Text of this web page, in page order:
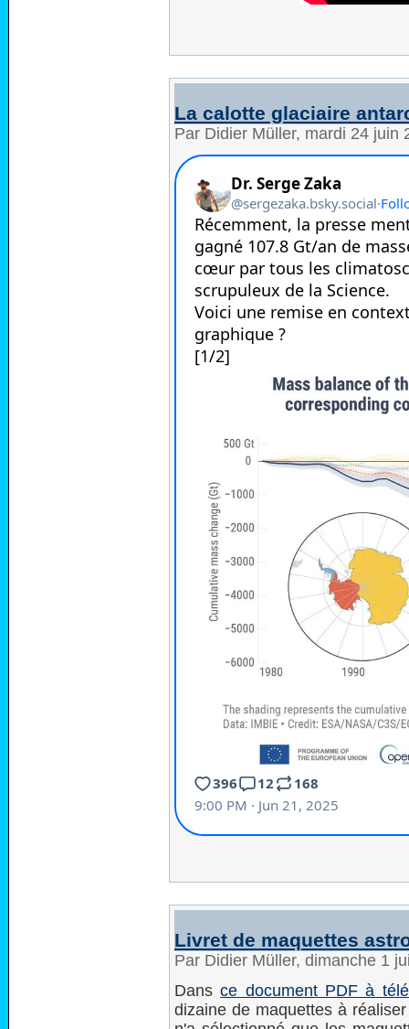
La calotte glaciaire
Par Didier Müller, mardi 24 juin
Livret de maquettes
Par Didier Müller, dimanche 1
Dansce document PDF à
dizaine de maquettes à